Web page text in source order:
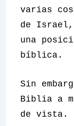
varias
de Israel,
una
bíblica.
Sin
Biblia a
de vista.